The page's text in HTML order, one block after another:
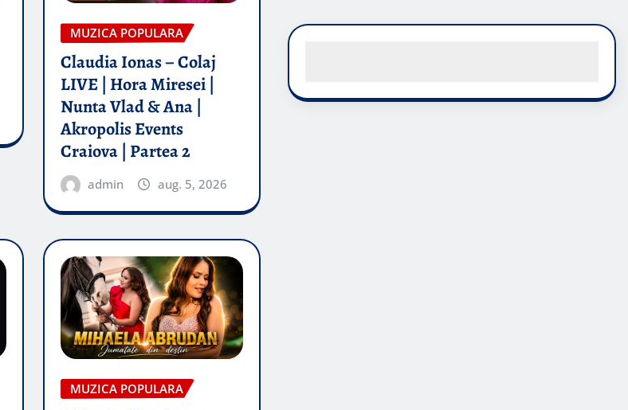
MUZICA POPULARA
Claudia Ionas – Colaj
LIVE | Hora Miresei |
Nunta Vlad & Ana |
Akropolis Events
Craiova | Partea 2
admin aug. 5, 2026
MUZICA POPULARA